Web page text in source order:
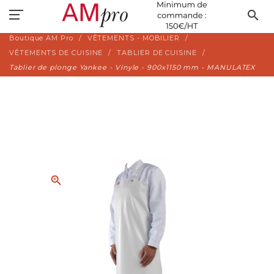
search
Boutique AM Pro
VÊTEMENTS - MOBILIER
VÊTEMENTS DE CUISINE
TABLIER DE CUISINE
Tablier de plonge Yankee - Vinyle - 900x1150 mm - MANULATEX
zoom_in